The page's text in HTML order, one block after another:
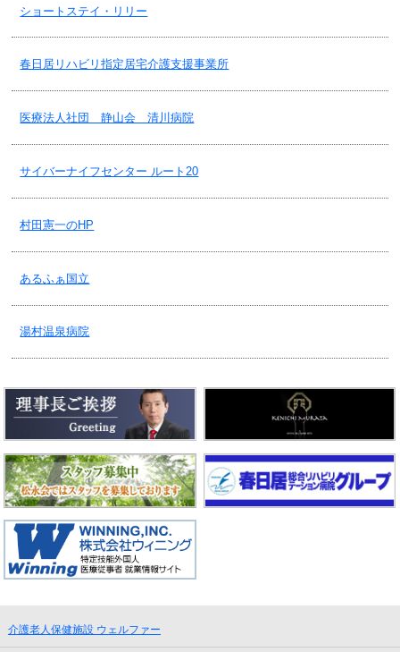
ケア２４堀ノ内・年末年始のご案内
2018/12/04
デイホーム(グループホーム内)・年末年始のご案内
2018/12/04
デイサービス・年末年始のご案内
2018/12/04
通所リハビリ・年末年始のご案内
2018/12/04
訪問リハビリ・年末年始のご案内
老健・入浴スケジュールの変更
2018/11/15
ケア２４堀ノ内・認知症サポーター養成講座(大宮小編)
2018/11/13
通所リハビリ・空き情報
2018/10/15
ショートステイ・リリー
春日居リハビリ指定居宅介護支援事業所
医療法人社団 静山会 清川病院
サイバーナイフセンター ルート20
村田憲一のHP
あるふぁ国立
湯村温泉病院
介護老人保健施設 ウェルファー